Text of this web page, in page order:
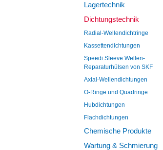
Lagertechnik
Dichtungstechnik
Radial-Wellendichtringe
Kassettendichtungen
Speedi Sleeve Wellen-
Reparaturhülsen von SKF
Axial-Wellendichtungen
O-Ringe und Quadringe
Hubdichtungen
Flachdichtungen
Chemische Produkte
Wartung & Schmierung